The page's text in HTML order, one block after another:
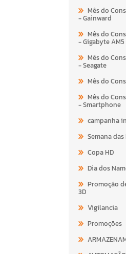
Mês do
- Gainward
Mês do
- Gigabyte AM5
Mês do
- Seagate
Mês do
Mês do
- Smartphone
campanha
Semana das
Copa HD
Dia dos
Promoção
3D
Vigilancia
Promoções